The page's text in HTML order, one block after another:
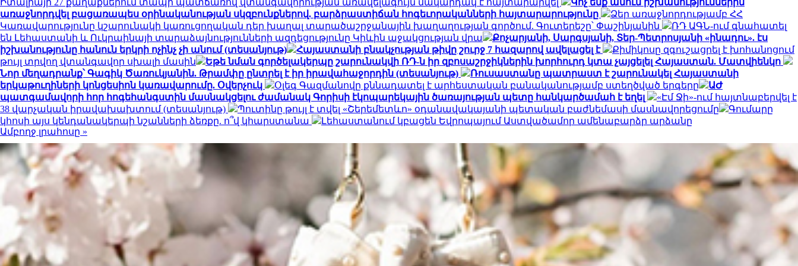
առաջնորդվել բացառապես օրինականության սկզբունքներով. բարձրաստիճան հոգեւորականների հայտարարությունը
Ձեր առաջնորդությամբ ՀՀ
Կառավարությունը կշարունակի կառուցողական դեր խաղալ տարածաշրջանային խաղաղության գործում. Գուտերեշը՝ Փաշինյանին
ՌԴ ԱԳՆ-ում գնահատել
են Լեհաստանի և Ուկրաինայի տարաձայնությունների ազդեցությունը Կիևին աջակցության վրա
Քոչարյանի, Սարգսյանի, Տեր-Պետրոսյանի «ինադու». էս
իշխանությունը հանուն երկրի ոչինչ չի անում (տեսանյութ)
Հայաստանի բնակչության թիվը շուրջ 7 հազարով ավելացել է
Քիմիկոսը զգուշացրել է խոհանոցում
թույլ տրվող վտանգավոր սխալի մասին
Եթե նման գործելակերպը շարունակվի ՌԴ-ն իր զբոսաշրջիկներին խորհուրդ կտա չայցելել Հայաստան. Մատվիենկո
Նոր մեղադրանք՝ Գագիկ Ծառուկյանին. Թրամփը ընտրել է իր իրավահաջորդին (տեսանյութ)
Ռուսաստանը պատրաստ է շարունակել Հայաստանի
երկաթուղիների կոնցեսիոն կառավարումը. Օվերչուկ
Օլեգ Գազմանովը քննադատել է արհեստական բանականությամբ ստեղծված երգերը
ԱԺ
պատգամավորի հոր հոգեհանգստին մասնակցելու ժամանակ Գորիսի էկոպարեկային ծառայության պետը հանկարծամահ է եղել
«Էմ Ջի»-ում հայտնաբերվել է
38 վարչական իրավախախտում (տեսանյութ)
Պուտինը թույլ է տվել «Շերեմետևո» օդանավակայանի պետական բաժնեմասի մասնավորեցումը
Գումարը
կհոսի այս կենդանակերպի նշանների ձեռքը. ո՞վ կհարստանա
Լեհաստանում կբացեն Եվրոպայում Աստվածամոր ամենաբարձր արձանը
Ամբողջ լրահոսը »